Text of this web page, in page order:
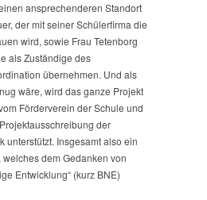
ansprechenderen Standort
der mit seiner Schülerfirma die
wird, sowie Frau Tetenborg
als Zuständige des
übernehmen. Und als
wäre, wird das ganze Projekt
Förderverein der Schule und
der
unterstützt. Insgesamt also ein
dem Gedanken von
Entwicklung“ (kurz BNE)